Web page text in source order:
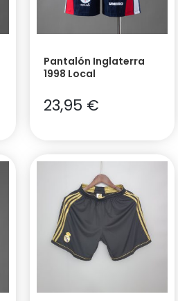
Pantalón Inglaterra
1998 Local
23,95 €